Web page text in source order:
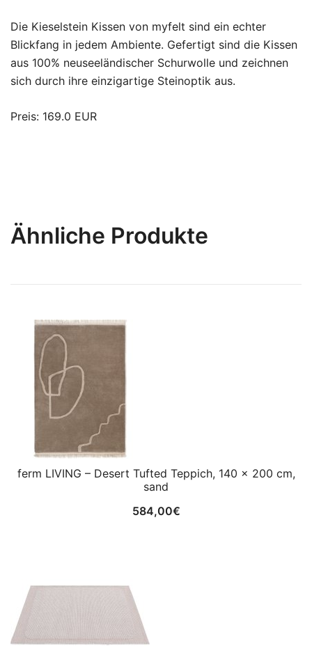
Die Kieselstein Kissen von myfelt sind ein echter
Blickfang in jedem Ambiente. Gefertigt sind die Kissen
aus 100% neuseeländischer Schurwolle und zeichnen
sich durch ihre einzigartige Steinoptik aus.
Preis: 169.0 EUR
Ähnliche Produkte
ferm LIVING – Desert Tufted Teppich, 140 x 200 cm,
sand
584,00€